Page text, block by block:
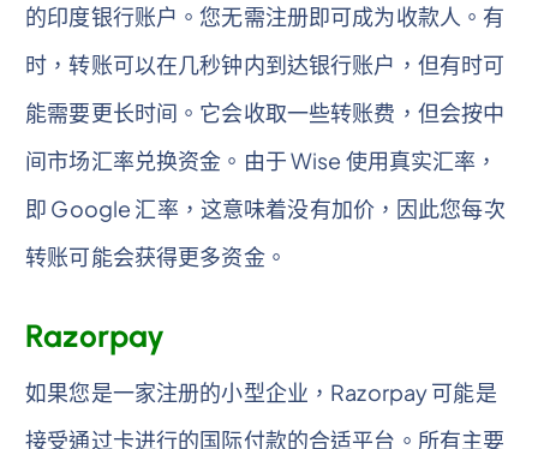
的印度银行账户。您无需注册即可成为收款人。有
时，转账可以在几秒钟内到达银行账户，但有时可
能需要更长时间。它会收取一些转账费，但会按中
间市场汇率兑换资金。由于 Wise 使用真实汇率，
即 Google 汇率，这意味着没有加价，因此您每次
转账可能会获得更多资金。
Razorpay
如果您是一家注册的小型企业，Razorpay 可能是
接受通过卡进行的国际付款的合适平台。所有主要